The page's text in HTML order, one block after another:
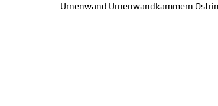
Urnenwand Urnenwandkammern